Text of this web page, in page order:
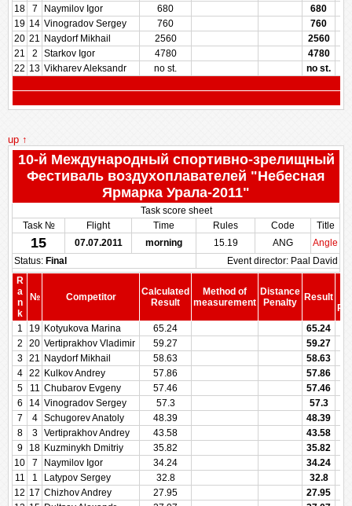
18
7 Naymilov Igor 680
680
19 14 Vinogradov Sergey 760
760
20 21 Naydorf Mikhail 2560
2560
21
2 Starkov Igor 4780
4780
22 13 Vikharev Aleksandr no st. no st.
up ↑
10-й Международный спортивно-зрелищный
Фестиваль воздухоплавателей "Небесная
Ярмарка Урала-2011"
Task score sheet
Task №
Flight Time Rules Code Title
15 07.07.2011 morning 15.19 ANG
Angle
Status: Final
Event director: Paal David
R
a
n
k
№ Competitor
Calculated
Result
Method of
measurement
Distance
Penalty
Result
1
19 Kotyukova Marina 65.24
65.24
2
20 Vertiprakhov Vladimir 59.27
59.27
3
21 Naydorf Mikhail 58.63
58.63
4
22 Kulkov Andrey 57.86
57.86
5
11 Chubarov Evgeny 57.46
57.46
6
14 Vinogradov Sergey 57.3
57.3
7
4 Schugorev Anatoly 48.39
48.39
8
3 Vertiprakhov Andrey 43.58
43.58
9
18 Kuzminykh Dmitriy 35.82
35.82
10
7 Naymilov Igor 34.24
34.24
11
1 Latypov Sergey 32.8
32.8
12 17 Chizhov Andrey 27.95
27.95